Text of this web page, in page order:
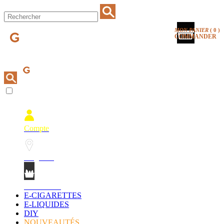
MON PANIER ( 0 )
COMMANDER
Compte
E-CIGARETTES
E-LIQUIDES
DIY
NOUVEAUTÉS